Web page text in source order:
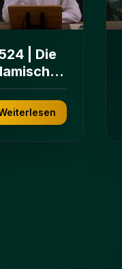
| Die
Sure Āl